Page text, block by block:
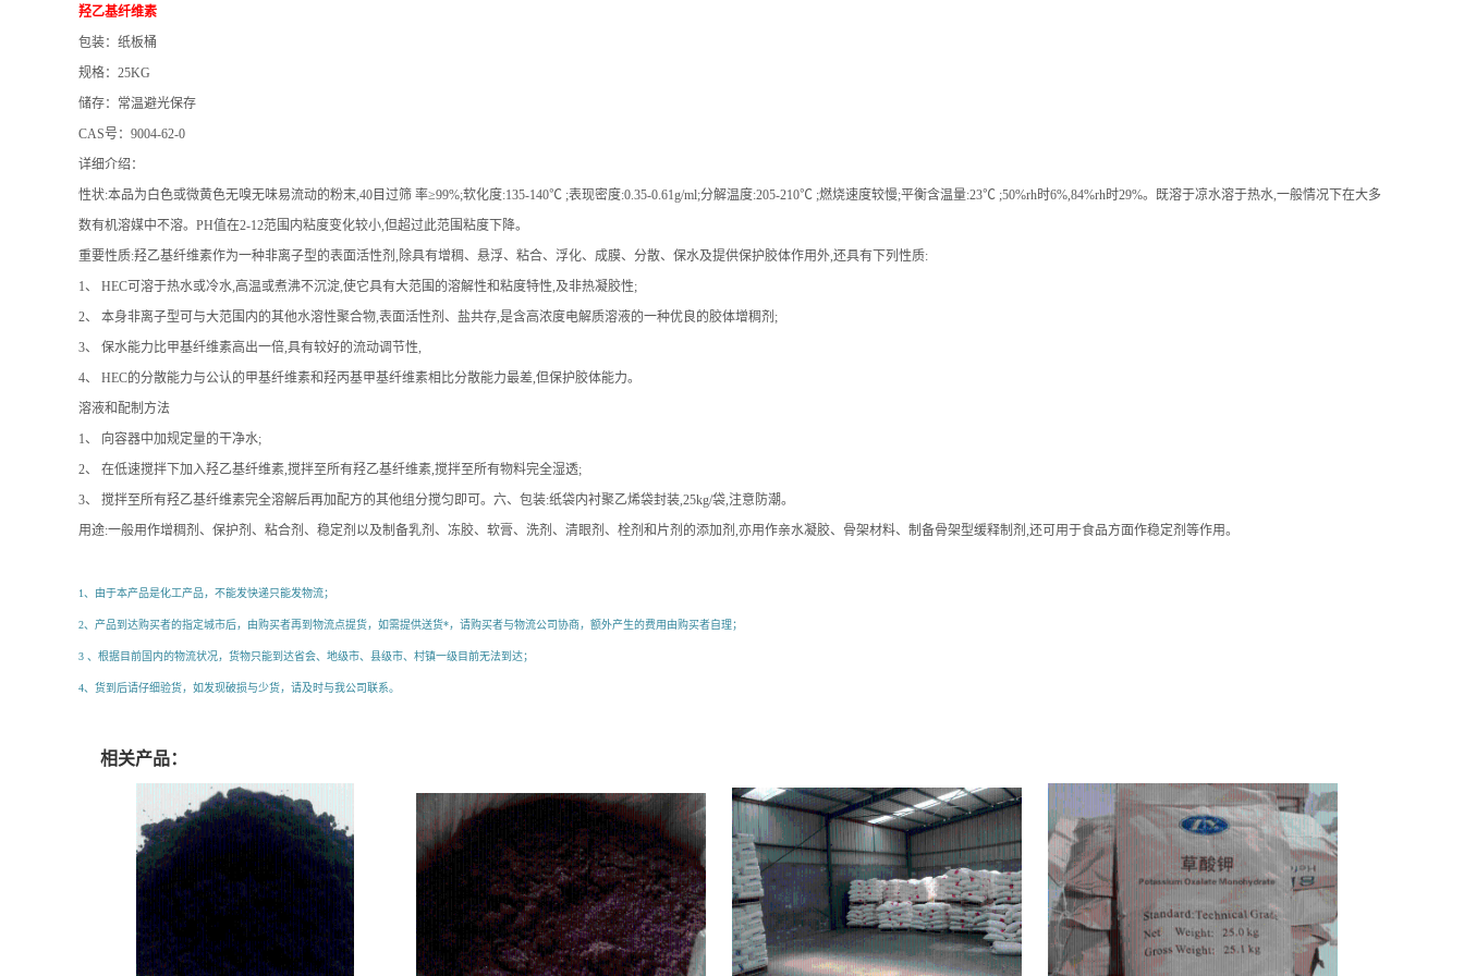
羟乙基纤维素
包装：纸板桶
规格：25KG
储存：常温避光保存
CAS号：9004-62-0
详细介绍：
性状:本品为白色或微黄色无嗅无味易流动的粉末,40目过筛 率≥99%;软化度:135-140℃ ;表现密度:0.35-0.61g/ml;分解温度:205-210℃ ;燃烧速度较慢;平衡含温量:23℃ ;50%rh时6%,84%rh时29%。既溶于凉水溶于热水,一般情况下在大多
数有机溶媒中不溶。PH值在2-12范围内粘度变化较小,但超过此范围粘度下降。
重要性质:羟乙基纤维素作为一种非离子型的表面活性剂,除具有增稠、悬浮、粘合、浮化、成膜、分散、保水及提供保护胶体作用外,还具有下列性质:
1、 HEC可溶于热水或冷水,高温或煮沸不沉淀,使它具有大范围的溶解性和粘度特性,及非热凝胶性;
2、 本身非离子型可与大范围内的其他水溶性聚合物,表面活性剂、盐共存,是含高浓度电解质溶液的一种优良的胶体增稠剂;
3、 保水能力比甲基纤维素高出一倍,具有较好的流动调节性,
4、 HEC的分散能力与公认的甲基纤维素和羟丙基甲基纤维素相比分散能力最差,但保护胶体能力。
溶液和配制方法
1、 向容器中加规定量的干净水;
2、 在低速搅拌下加入羟乙基纤维素,搅拌至所有羟乙基纤维素,搅拌至所有物料完全湿透;
3、 搅拌至所有羟乙基纤维素完全溶解后再加配方的其他组分搅匀即可。六、包装:纸袋内衬聚乙烯袋封装,25kg/袋,注意防潮。
用途:一般用作增稠剂、保护剂、粘合剂、稳定剂以及制备乳剂、冻胶、软膏、洗剂、清眼剂、栓剂和片剂的添加剂,亦用作亲水凝胶、骨架材料、制备骨架型缓释制剂,还可用于食品方面作稳定剂等作用。
1、由于本产品是化工产品，不能发快递只能发物流；
2、产品到达购买者的指定城市后，由购买者再到物流点提货，如需提供送货*，请购买者与物流公司协商，额外产生的费用由购买者自理；
3 、根据目前国内的物流状况，货物只能到达省会、地级市、县级市、村镇一级目前无法到达；
4、货到后请仔细验货，如发现破损与少货，请及时与我公司联系。
相关产品：